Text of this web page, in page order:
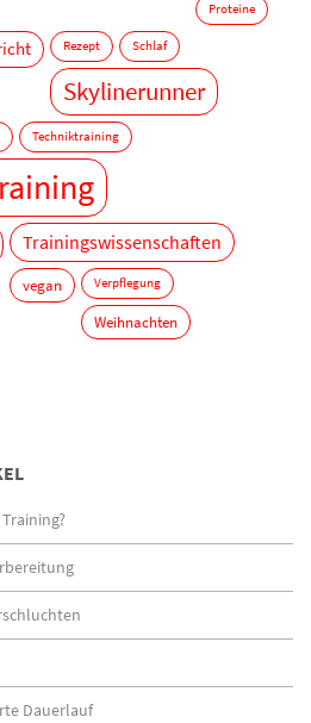
Proteine
Rezept Schlaf
Skylinerunner
Techniktraining
Trainingswissenschaften
vegan Verpflegung
Weihnachten
Dauerlauf